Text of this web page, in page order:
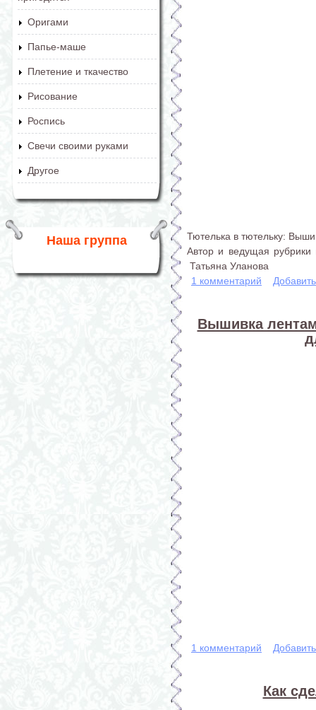
Оригами
Папье-маше
Плетение и ткачество
Рисование
Роспись
Свечи своими руками
Другое
Наша группа
Тютелька в тютельку:
Автор и ведущая рубрики
Татьяна Уланова
1 комментарий
Вышивка
1 комментарий
Как